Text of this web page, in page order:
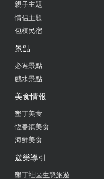
環境安靜，晚上只有
親子主題
情侶主題
包棟民宿
景點
必遊景點
戲水景點
美食情報
墾丁美食
恆春鎮美食
海鮮美食
遊樂導引
墾丁社區生態旅遊